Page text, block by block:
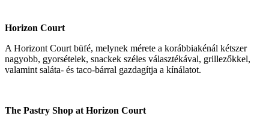
Horizon Court
A Horizont Court büfé, melynek mérete a korábbiakénál kétszer
nagyobb, gyorsételek, snackek széles választékával, grillezőkkel,
valamint saláta- és taco-bárral gazdagítja a kínálatot.
The Pastry Shop at Horizon Court